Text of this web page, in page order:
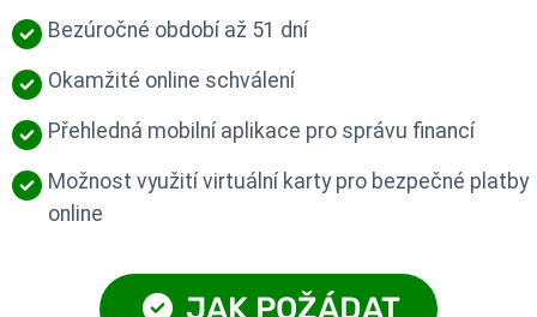
Bezúročné období až 51 dní
Okamžité online schválení
Přehledná mobilní aplikace pro správu financí
Možnost využití virtuální karty pro bezpečné platby
online
JAK POŽÁDAT